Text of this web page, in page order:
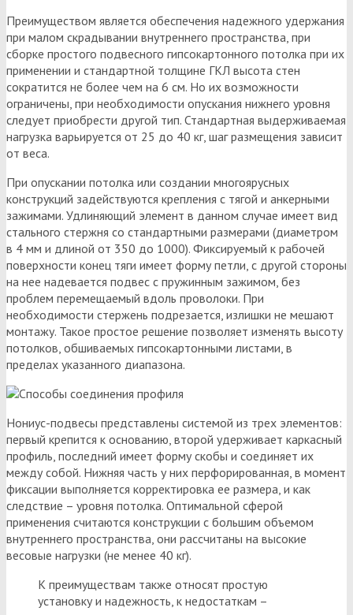
Преимуществом является обеспечения надежного удержания
при малом скрадывании внутреннего пространства, при
сборке простого подвесного гипсокартонного потолка при их
применении и стандартной толщине ГКЛ высота стен
сократится не более чем на 6 см. Но их возможности
ограничены, при необходимости опускания нижнего уровня
следует приобрести другой тип. Стандартная выдерживаемая
нагрузка варьируется от 25 до 40 кг, шаг размещения зависит
от веса.
При опускании потолка или создании многоярусных
конструкций задействуются крепления с тягой и анкерными
зажимами. Удлиняющий элемент в данном случае имеет вид
стального стержня со стандартными размерами (диаметром
в 4 мм и длиной от 350 до 1000). Фиксируемый к рабочей
поверхности конец тяги имеет форму петли, с другой стороны
на нее надевается подвес с пружинным зажимом, без
проблем перемещаемый вдоль проволоки. При
необходимости стержень подрезается, излишки не мешают
монтажу. Такое простое решение позволяет изменять высоту
потолков, обшиваемых гипсокартонными листами, в
пределах указанного диапазона.
Нониус-подвесы представлены системой из трех элементов:
первый крепится к основанию, второй удерживает каркасный
профиль, последний имеет форму скобы и соединяет их
между собой. Нижняя часть у них перфорированная, в момент
фиксации выполняется корректировка ее размера, и как
следствие – уровня потолка. Оптимальной сферой
применения считаются конструкции с большим объемом
внутреннего пространства, они рассчитаны на высокие
весовые нагрузки (не менее 40 кг).
К преимуществам также относят простую
установку и надежность, к недостаткам –